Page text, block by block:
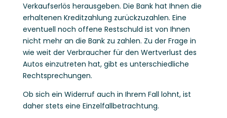
Verkaufserlös herausgeben. Die Bank hat Ihnen die
erhaltenen Kreditzahlung zurückzuzahlen. Eine
eventuell noch offene Restschuld ist von Ihnen
nicht mehr an die Bank zu zahlen. Zu der Frage in
wie weit der Verbraucher für den Wertverlust des
Autos einzutreten hat, gibt es unterschiedliche
Rechtsprechungen.
Ob sich ein Widerruf auch in Ihrem Fall lohnt, ist
daher stets eine Einzelfallbetrachtung.